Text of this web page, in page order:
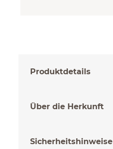
Produktdetails
Über die Herkunft
Sicherheitshinweise